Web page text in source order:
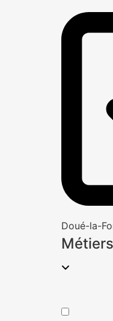
Doué-la-
Métiers